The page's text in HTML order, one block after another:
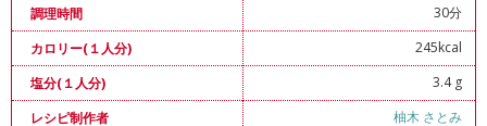
調理時間
30分
カロリー(１人分)
245kcal
塩分(１人分)
3.4 g
レシピ制作者
柚木 さとみ